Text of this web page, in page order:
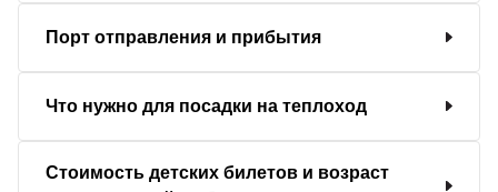
Порт отправления и прибытия
Что нужно для посадки на теплоход
Стоимость детских билетов и возраст